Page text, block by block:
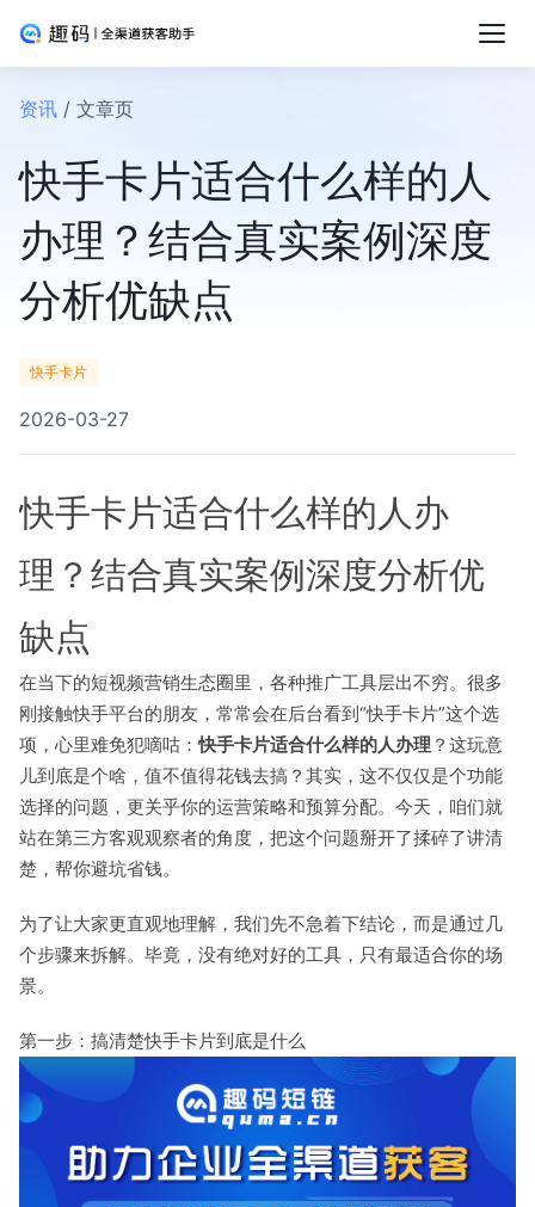
资讯 / 文章页
快手卡片适合什么样的人
办理？结合真实案例深度
分析优缺点
快手卡片
2026-03-27
快手卡片适合什么样的人办
理？结合真实案例深度分析优
缺点
在当下的短视频营销生态圈里，各种推广工具层出不穷。很多
刚接触快手平台的朋友，常常会在后台看到“快手卡片”这个选
项，心里难免犯嘀咕：快手卡片适合什么样的人办理 ？这玩意
儿到底是个啥，值不值得花钱去搞？其实，这不仅仅是个功能
选择的问题，更关乎你的运营策略和预算分配。今天，咱们就
站在第三方客观观察者的角度，把这个问题掰开了揉碎了讲清
楚，帮你避坑省钱。
为了让大家更直观地理解，我们先不急着下结论，而是通过几
个步骤来拆解。毕竟，没有绝对好的工具，只有最适合你的场
景。
第一步：搞清楚快手卡片到底是什么